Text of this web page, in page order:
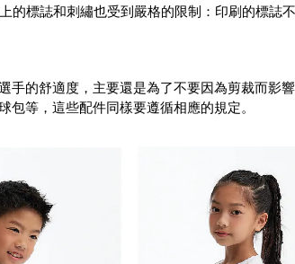
標誌和刺繡也受到嚴格的限制：印刷的標誌
的舒適度，主要還是為了不要因為剪裁而影
等，這些配件同樣要遵循相應的規定。